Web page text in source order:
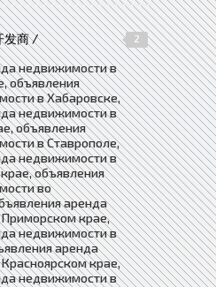
发商 /
2
недвижимости в
объявления
в Хабаровске,
недвижимости в
объявления
в Ставрополе,
недвижимости в
объявления
во
аренда
крае,
недвижимости в
аренда
крае,
недвижимости в